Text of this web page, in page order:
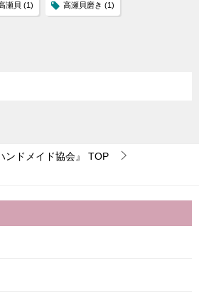
瀬貝 (1) 高瀬貝磨き (1)
ドメイド協会』
TOP